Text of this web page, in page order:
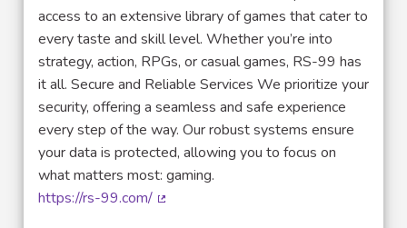
access to an extensive library of games that cater to
every taste and skill level. Whether you’re into
strategy, action, RPGs, or casual games, RS-99 has
it all. Secure and Reliable Services We prioritize your
security, offering a seamless and safe experience
every step of the way. Our robust systems ensure
your data is protected, allowing you to focus on
what matters most: gaming.
https://rs-99.com/